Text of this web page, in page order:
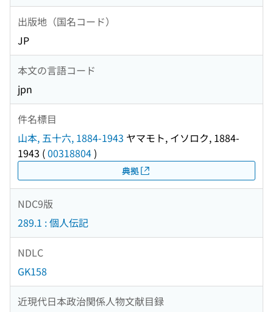
出版地（国名コード）
JP
本文の言語コード
jpn
件名標目
山本, 五十六, 1884-1943 ヤマモト, イソロク, 1884-
1943 (00318804)
典拠
NDC9版
289.1 : 個人伝記
NDLC
GK158
近現代日本政治関係人物文献目録